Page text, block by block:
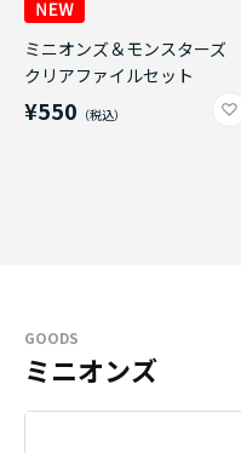
ミニオンズ＆モンスターズ
クリアファイルセット
¥550
GOODS
ミニオンズ